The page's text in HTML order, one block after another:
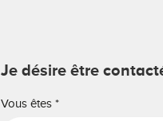
Je désire être
Vous êtes *